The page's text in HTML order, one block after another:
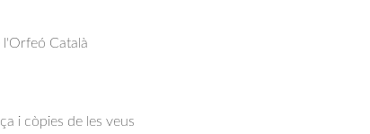
Català
i còpies de les veus